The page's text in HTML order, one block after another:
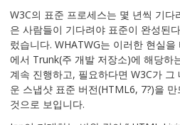
W3C의 표준 프로세스는 몇 년씩 기
은 사람들이 기다려야 표준이 완성된
렀습니다. WHATWG는 이러한 현실
에서 Trunk(주 개발 저장소)에 해당하
계속 진행하고, 필요하다면 W3C가
운 스냅샷 표준 버전(HTML6, 7?)을
것으로 보입니다.